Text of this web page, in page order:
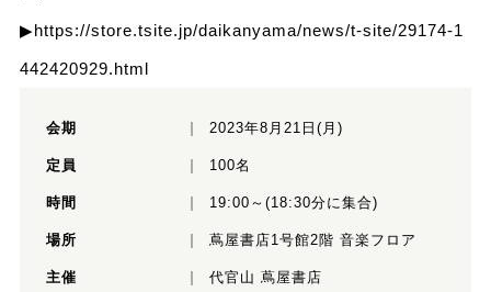
▶https://store.tsite.jp/daikanyama/news/t-site/29174-1
442420929.html
会期 2023年8月21日(月)
定員 100名
時間 19:00～(18:30分に集合)
場所 蔦屋書店1号館2階 音楽フロア
主催 代官山 蔦屋書店